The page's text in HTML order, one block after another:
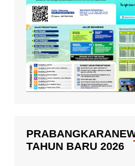
TAHUN BARU 2026